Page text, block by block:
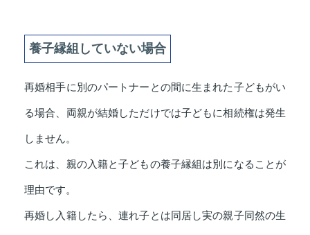
養子縁組していない場合
再婚相手に別のパートナーとの間に生まれた子どもがい
る場合、両親が結婚しただけでは子どもに相続権は発生
しません。
これは、親の入籍と子どもの養子縁組は別になることが
理由です。
再婚し入籍したら、連れ子とは同居し実の親子同然の生